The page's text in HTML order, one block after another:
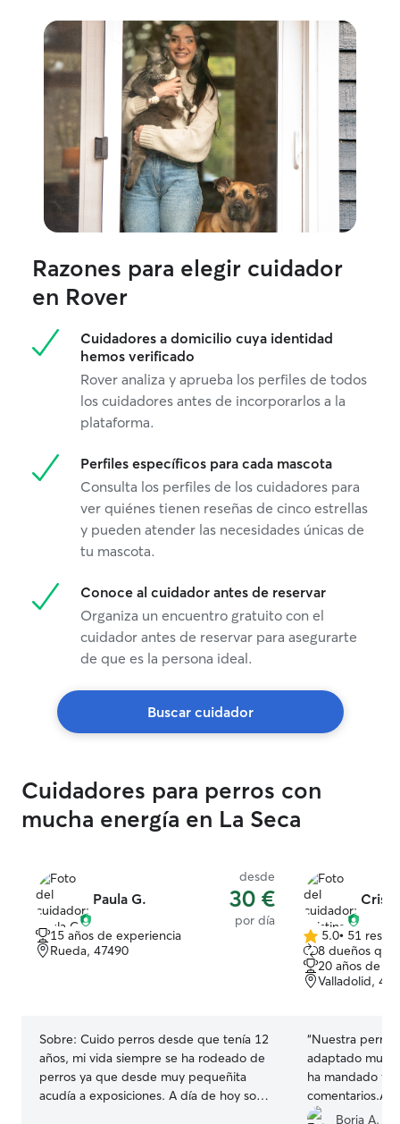
Razones para elegir cuidador
en Rover
Cuidadores a domicilio cuya identidad
hemos verificado
Rover analiza y aprueba los perfiles de todos
los cuidadores antes de incorporarlos a la
plataforma.
Perfiles específicos para cada mascota
Consulta los perfiles de los cuidadores para
ver quiénes tienen reseñas de cinco estrellas
y pueden atender las necesidades únicas de
tu mascota.
Conoce al cuidador antes de reservar
Organiza un encuentro gratuito con el
cuidador antes de reservar para asegurarte
de que es la persona ideal.
Buscar cuidador
Cuidadores para perros con
mucha energía en La Seca
Paula G.
desde
30 €
por día
15 años de experiencia
Rueda, 47490
Sobre: Cuido perros desde que tenía 12
años, mi vida siempre se ha rodeado de
perros ya que desde muy pequeñita
acudía a exposiciones. A día de hoy soy
5.0
de
5
estrellas
5.0• 51
8 dueños
20 años de
Valladolid,
“Nuestra
adaptado muy
ha mandado
necesitemos
Borja A.